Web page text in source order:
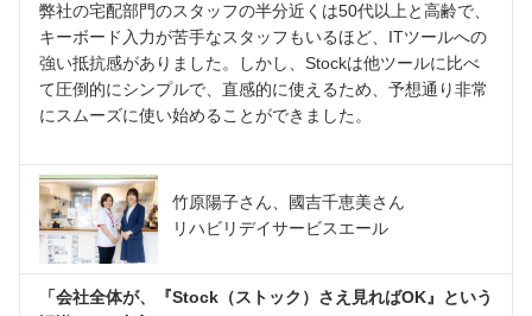
弊社の宅配部門のスタッフの半分近くは50代以上と高齢で、
キーボード入力が苦手なスタッフもいるほど、ITツールへの
強い抵抗感がありました。しかし、Stockは他ツールに比べ
て圧倒的にシンプルで、直感的に使えるため、予想通り非常
にスムーズに使い始めることができました。
竹原陽子さん、國吉千恵美さん
リハビリデイサービスエール
「会社全体が、『Stock（ストック）さえ見ればOK』という